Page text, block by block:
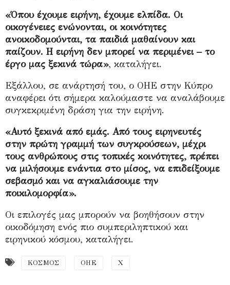
«Όπου έχουμε ειρήνη, έχουμε ελπίδα. Οι
οικογένειες ενώνονται, οι κοινότητες
ανοικοδομούνται, τα παιδιά μαθαίνουν και
παίζουν. Η ειρήνη δεν μπορεί να περιμένει – το
έργο μας ξεκινά τώρα», καταλήγει.
Εξάλλου, σε ανάρτησή του, ο ΟΗΕ στην Κύπρο
αναφέρει ότι σήμερα καλούμαστε να αναλάβουμε
συγκεκριμένη δράση για την ειρήνη.
«Αυτό ξεκινά από εμάς. Από τους ειρηνευτές
στην πρώτη γραμμή των συγκρούσεων, μέχρι
τους ανθρώπους στις τοπικές κοινότητες, πρέπει
να μιλήσουμε ενάντια στο μίσος, να επιδείξουμε
σεβασμό και να αγκαλιάσουμε την
ποικιλομορφία».
Οι επιλογές μας μπορούν να βοηθήσουν στην
οικοδόμηση ενός πιο συμπεριληπτικού και
ειρηνικού κόσμου, καταλήγει.
ΚΟΣΜΟΣ ΟΗΕ Χ